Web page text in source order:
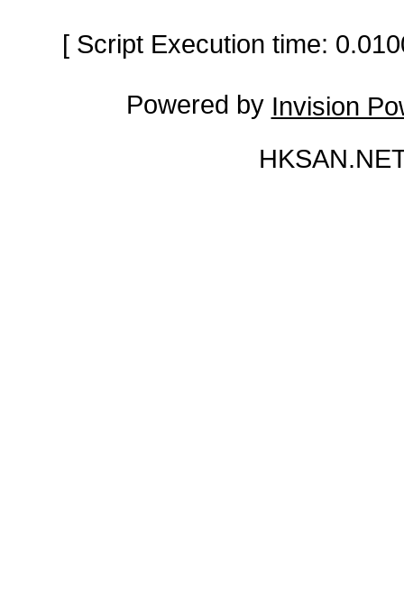
[ Script Execution time:
Powered by Invision